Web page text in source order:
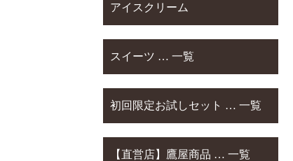
アイスクリーム
スイーツ … 一覧
初回限定お試しセット … 一覧
【直営店】鷹屋商品 … 一覧